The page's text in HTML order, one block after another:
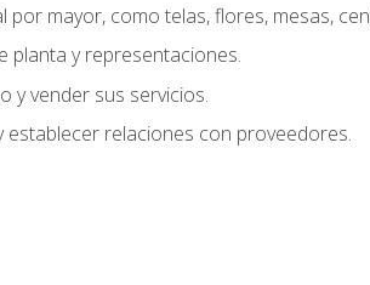
por mayor, como telas, flores, mesas,
planta y representaciones.
y vender sus servicios.
relaciones con proveedores.